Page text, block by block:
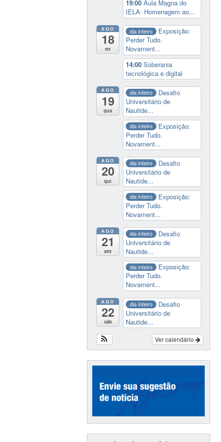
19:00Aula Magna do
IELA: Homenagem ao...
AGO
18
ter
dia inteiro
Exposição:
Perder Tudo.
Novament...
14:00Soberania
tecnológica e digital
AGO
19
qua
dia inteiro
Desafio
Universitário de
Nautide...
dia inteiro
Exposição:
Perder Tudo.
Novament...
AGO
20
qui
dia inteiro
Desafio
Universitário de
Nautide...
dia inteiro
Exposição:
Perder Tudo.
Novament...
AGO
21
sex
dia inteiro
Desafio
Universitário de
Nautide...
dia inteiro
Exposição:
Perder Tudo.
Novament...
AGO
22
sáb
dia inteiro
Desafio
Universitário de
Nautide...
Ver calendário